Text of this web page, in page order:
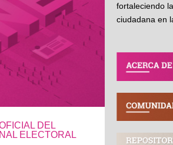
DEL
ELECTORAL
fortaleciendo
ciudadana en